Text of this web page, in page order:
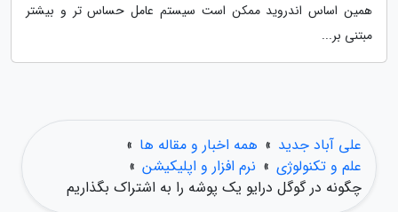
همین اساس اندروید ممکن است سیستم عامل حساس تر و بیشتر
مبتنی بر...
علی آباد جدید » همه اخبار و مقاله ها »
علم و تکنولوژی » نرم افزار و اپلیکیشن »
چگونه در گوگل درایو یک پوشه را به اشتراک بگذاریم